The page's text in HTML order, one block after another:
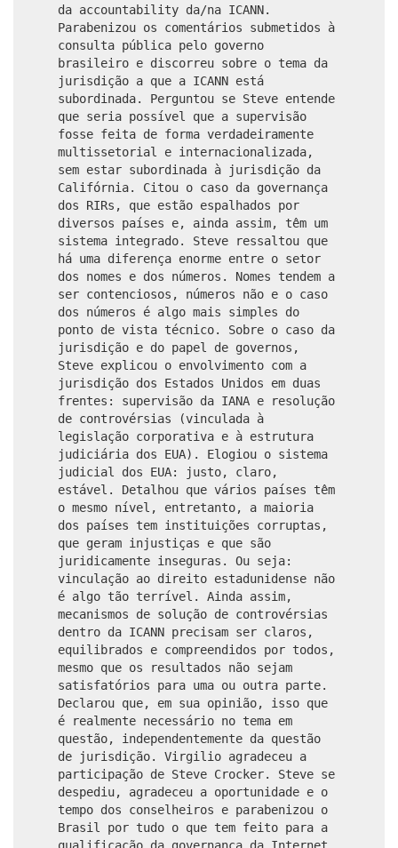
da accountability da/na ICANN.
Parabenizou os comentários submetidos à
consulta pública pelo governo
brasileiro e discorreu sobre o tema da
jurisdição a que a ICANN está
subordinada. Perguntou se Steve entende
que seria possível que a supervisão
fosse feita de forma verdadeiramente
multissetorial e internacionalizada,
sem estar subordinada à jurisdição da
Califórnia. Citou o caso da governança
dos RIRs, que estão espalhados por
diversos países e, ainda assim, têm um
sistema integrado. Steve ressaltou que
há uma diferença enorme entre o setor
dos nomes e dos números. Nomes tendem a
ser contenciosos, números não e o caso
dos números é algo mais simples do
ponto de vista técnico. Sobre o caso da
jurisdição e do papel de governos,
Steve explicou o envolvimento com a
jurisdição dos Estados Unidos em duas
frentes: supervisão da IANA e resolução
de controvérsias (vinculada à
legislação corporativa e à estrutura
judiciária dos EUA). Elogiou o sistema
judicial dos EUA: justo, claro,
estável. Detalhou que vários países têm
o mesmo nível, entretanto, a maioria
dos países tem instituições corruptas,
que geram injustiças e que são
juridicamente inseguras. Ou seja:
vinculação ao direito estadunidense não
é algo tão terrível. Ainda assim,
mecanismos de solução de controvérsias
dentro da ICANN precisam ser claros,
equilibrados e compreendidos por todos,
mesmo que os resultados não sejam
satisfatórios para uma ou outra parte.
Declarou que, em sua opinião, isso que
é realmente necessário no tema em
questão, independentemente da questão
de jurisdição. Virgilio agradeceu a
participação de Steve Crocker. Steve se
despediu, agradeceu a oportunidade e o
tempo dos conselheiros e parabenizou o
Brasil por tudo o que tem feito para a
qualificação da governança da Internet.